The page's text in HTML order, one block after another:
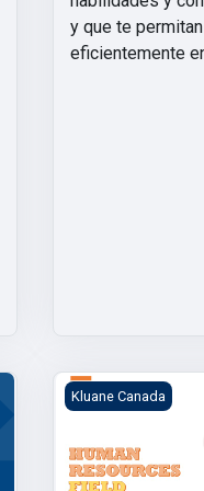
y que te
eficientemente
HR
Kluane Canada